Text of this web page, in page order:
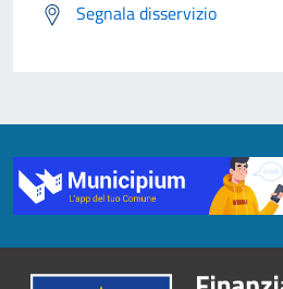
Segnala disservizio